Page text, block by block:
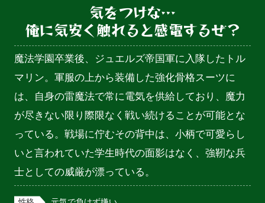
気をつけな…
俺に気安く触れると感電するぜ？
魔法学園卒業後、ジュエルズ帝国軍に入隊したトル
マリン。軍服の上から装備した強化骨格スーツに
は、自身の雷魔法で常に電気を供給しており、魔力
が尽きない限り際限なく戦い続けることが可能とな
っている。戦場に佇むその背中は、小柄で可愛らし
いと言われていた学生時代の面影はなく、強靭な兵
士としての威厳が漂っている。